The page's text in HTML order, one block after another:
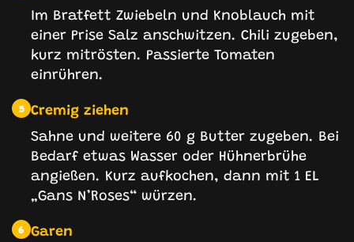
Im Bratfett Zwiebeln und Knoblauch mit
einer Prise Salz anschwitzen. Chili zugeben,
kurz mitrösten. Passierte Tomaten
einrühren.
5 Cremig ziehen
Sahne und weitere 60 g Butter zugeben. Bei
Bedarf etwas Wasser oder Hühnerbrühe
angießen. Kurz aufkochen, dann mit 1 EL
„Gans N’Roses“ würzen.
6 Garen